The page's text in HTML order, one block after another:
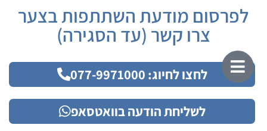
לפרסום מודעת השתתפות בצער
צרו קשר (עד הסגירה)
לחצו לחיוג: 077-9971000
לשליחת הודעה בוואטסאפ